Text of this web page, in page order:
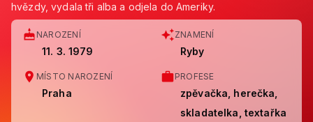
hvězdy, vydala tři alba a odjela do Ameriky.
NAROZENÍ
11. 3. 1979
ZNAMENÍ
Ryby
MÍSTO NAROZENÍ
Praha
PROFESE
zpěvačka, herečka,
skladatelka, textařka